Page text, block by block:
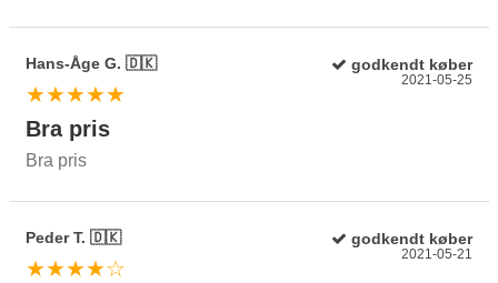
Hans-Åge G. 🇩🇰 godkendt køber
★★★★★
2021-05-25
Bra pris
Bra pris
Peder T. 🇩🇰 godkendt køber
★★★★☆
2021-05-21